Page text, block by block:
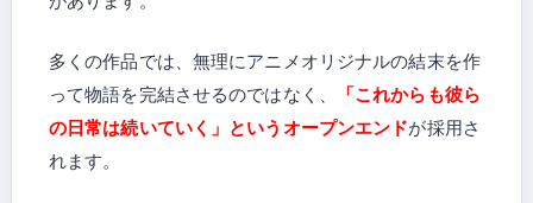
多くの作品では、無理にアニメオリジナルの結末を作
って物語を完結させるのではなく、
「これからも彼ら
の日常は続いていく」というオープンエンドが採用さ
れます。